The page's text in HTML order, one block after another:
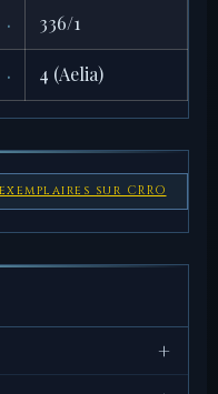
· 336/1
· 4 (Aelia)
sur CRRO
+